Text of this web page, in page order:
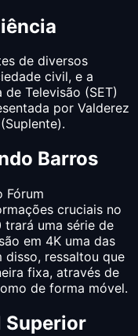
de diversos
civil, e a
Televisão (SET)
por Valderez
Barros
Fórum
cruciais no
trará uma série de
em 4K uma das
disso, ressaltou que
fixa, através de
de forma móvel.
Superior